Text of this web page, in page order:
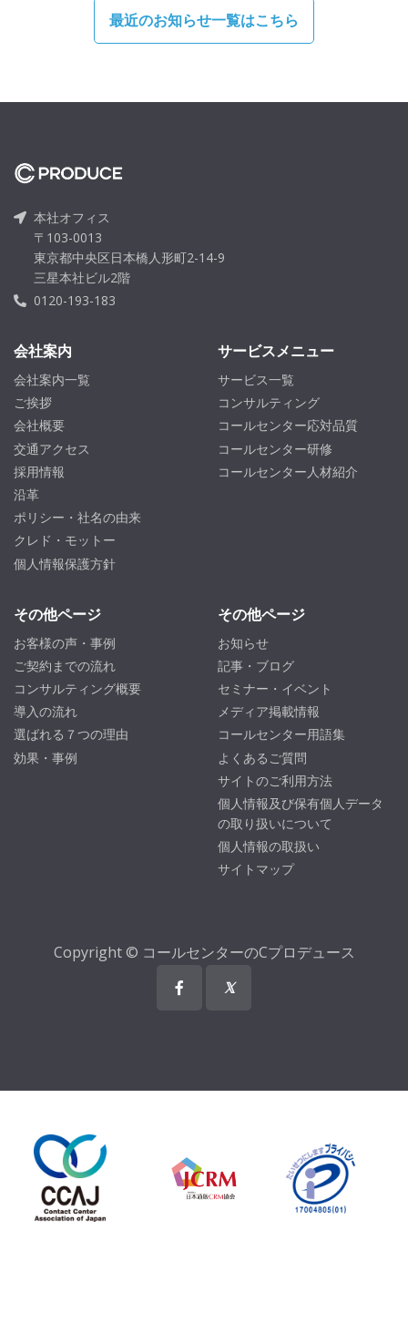
最近のお知らせ一覧はこちら
本社オフィス
〒103-0013
東京都中央区日本橋人形町2-14-9
三星本社ビル2階
0120-193-183
会社案内
会社案内一覧
ご挨拶
会社概要
交通アクセス
採用情報
沿革
ポリシー・社名の由来
クレド・モットー
個人情報保護方針
サービスメニュー
サービス一覧
コンサルティング
コールセンター応対品質
コールセンター研修
コールセンター人材紹介
その他ページ
お客様の声・事例
ご契約までの流れ
コンサルティング概要
導入の流れ
選ばれる７つの理由
効果・事例
その他ページ
お知らせ
記事・ブログ
セミナー・イベント
メディア掲載情報
コールセンター用語集
よくあるご質問
サイトのご利用方法
個人情報及び保有個人データ
の取り扱いについて
個人情報の取扱い
サイトマップ
Copyright © コールセンターのCプロデュース